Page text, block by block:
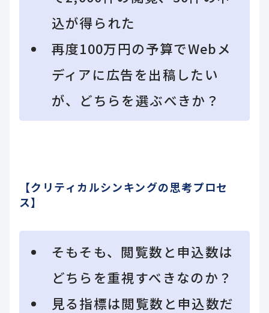
込が得られた
再度100万円の予算でWebメ
ディアに広告を出稿したい
が、どちらを選ぶべきか？
【クリティカルシンキングの思考プロセ
ス】
そもそも、閲覧数と申込数は
どちらを重視すべきなのか？
見る指標は閲覧数と申込数だ